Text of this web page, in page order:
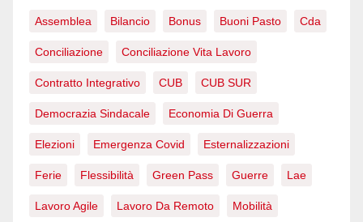
Assemblea Bilancio Bonus Buoni Pasto Cda
Conciliazione Conciliazione Vita Lavoro
Contratto Integrativo CUB CUB SUR
Democrazia Sindacale Economia Di Guerra
Elezioni Emergenza Covid Esternalizzazioni
Ferie Flessibilità Green Pass Guerre Lae
Lavoro Agile Lavoro Da Remoto Mobilità